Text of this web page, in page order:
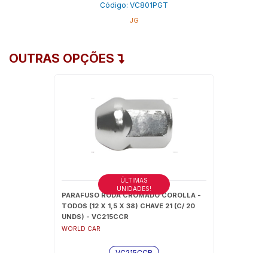
Código: VC801PGT
JG
OUTRAS OPÇÕES
PARAFUSO RODA CROMADO COROLLA -
TODOS (12 X 1,5 X 38) CHAVE 21 (C/ 20
UNDS) - VC215CCR
WORLD CAR
ÚLTIMAS
UNIDADES!